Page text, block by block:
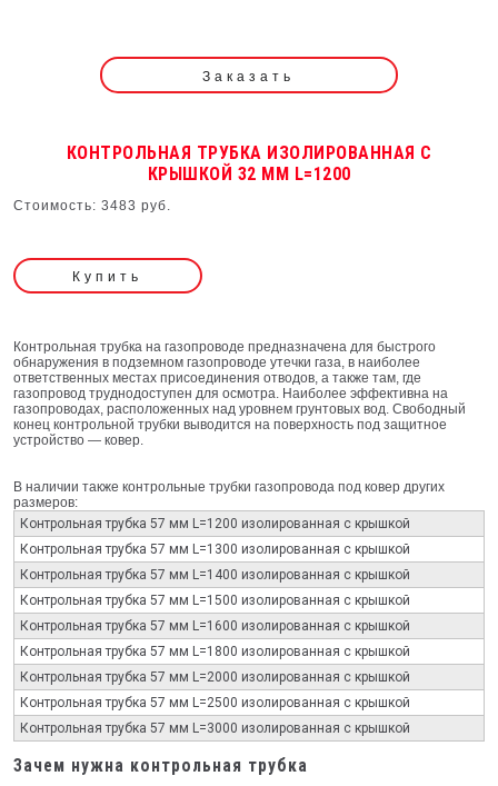
Заказать
КОНТРОЛЬНАЯ ТРУБКА ИЗОЛИРОВАННАЯ С
КРЫШКОЙ 32 ММ L=1200
Стоимость: 3483 руб.
Купить
Контрольная трубка на газопроводе предназначена для быстрого
обнаружения в подземном газопроводе утечки газа, в наиболее
ответственных местах присоединения отводов, а также там, где
газопровод труднодоступен для осмотра. Наиболее эффективна на
газопроводах, расположенных над уровнем грунтовых вод. Свободный
конец контрольной трубки выводится на поверхность под защитное
устройство — ковер.
В наличии также контрольные трубки газопровода под ковер других
размеров:
Контрольная трубка 57 мм L=1200 изолированная с крышкой
Контрольная трубка 57 мм L=1300 изолированная с крышкой
Контрольная трубка 57 мм L=1400 изолированная с крышкой
Контрольная трубка 57 мм L=1500 изолированная с крышкой
Контрольная трубка 57 мм L=1600 изолированная с крышкой
Контрольная трубка 57 мм L=1800 изолированная с крышкой
Контрольная трубка 57 мм L=2000 изолированная с крышкой
Контрольная трубка 57 мм L=2500 изолированная с крышкой
Контрольная трубка 57 мм L=3000 изолированная с крышкой
Зачем нужна контрольная трубка